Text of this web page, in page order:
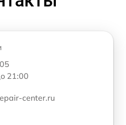
21:00
center.ru